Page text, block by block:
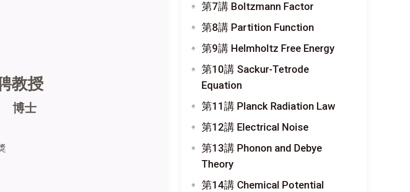
教授
博士
第7講 Boltzmann Factor
第8講 Partition Function
第9講 Helmholtz Free Energy
第10講 Sackur-Tetrode
Equation
第11講 Planck Radiation Law
第12講 Electrical Noise
第13講 Phonon and Debye
Theory
第14講 Chemical Potential